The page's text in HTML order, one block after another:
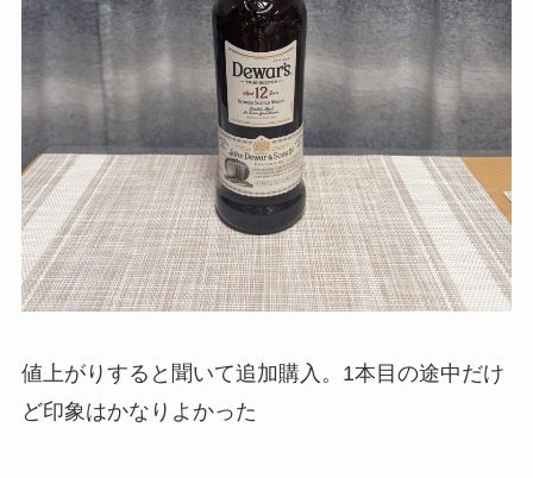
値上がりすると聞いて追加購入。1本目の途中だけ
ど印象はかなりよかった